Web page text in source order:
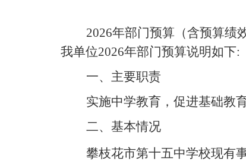
2026年部门预算（含预算绩
我单位2026年部门预算说明如下:
一、主要职责
实施中学教育，促进基础教育
二、基本情况
攀枝花市第十五中学校现有